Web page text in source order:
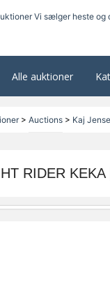
Alle auktioner
> Auctions> Kaj
RIDER